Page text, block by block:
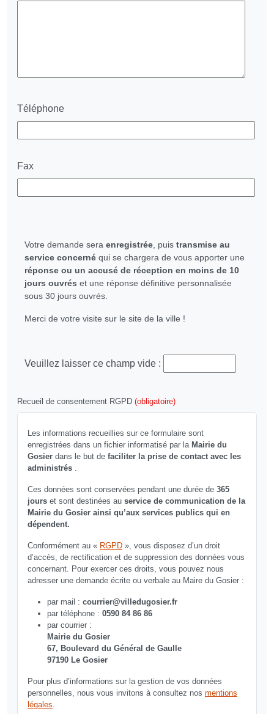
Téléphone
Fax
Votre demande sera enregistrée , puis transmise au
service concerné qui se chargera de vous apporter une
réponse ou un accusé de réception en moins de 10
jours ouvrés et une réponse définitive personnalisée
sous 30 jours ouvrés.
Merci de votre visite sur le site de la ville !
Veuillez laisser ce champ vide :
Recueil de consentement RGPD (obligatoire)
Les informations recueillies sur ce formulaire sont
enregistrées dans un fichier informatisé par la Mairie du
Gosier dans le but de faciliter la prise de contact avec les
administrés
Ces données sont conservées pendant une durée de 365
jours et sont destinées au service de communication de la
Mairie du Gosier ainsi qu’aux services publics qui en
dépendent.
Conformément au « RGPD », vous disposez d’un droit
d’accès, de rectification et de suppression des données vous
concernant. Pour exercer ces droits, vous pouvez nous
adresser une demande écrite ou verbale au Maire du Gosier :
par mail : courrier@villedugosier.fr
par téléphone : 0590 84 86 86
par courrier :
Mairie du Gosier
67, Boulevard du Général de Gaulle
97190 Le Gosier
Pour plus d’informations sur la gestion de vos données
personnelles, nous vous invitons à consultez nos mentions
légales